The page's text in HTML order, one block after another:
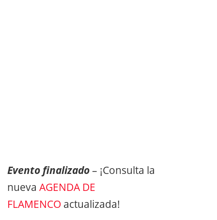
Evento finalizado– ¡Consulta la
nueva AGENDA DE
FLAMENCO actualizada!